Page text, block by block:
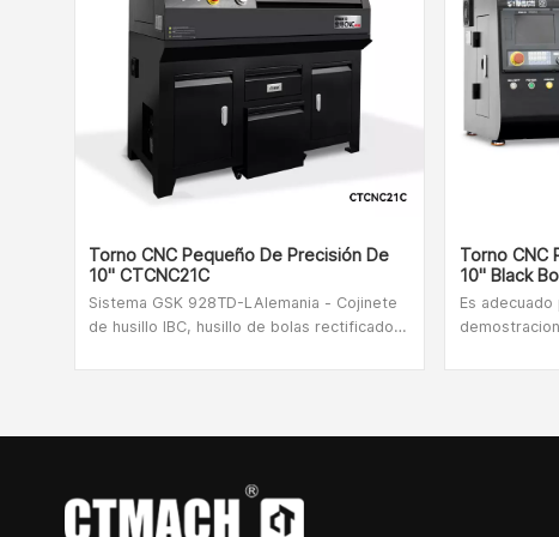
Torno CNC Pequeño De Precisión De
10" CTCNC21C
Sistema GSK 928TD-LAlemania - Cojinete
de husillo IBC, husillo de bolas rectificado
servomotor de alimentación de dos
completamente cerradaDepósito de
refrigerante integrado, cajón de virutas
Torno CNC
10" Black
Es adecuado
instituciones
aluminio,
ferrosos,